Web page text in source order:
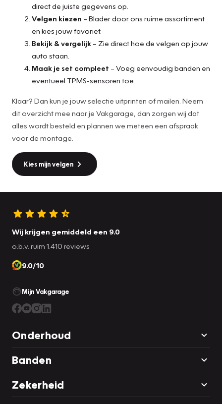
direct de juiste gegevens op.
Velgen kiezen – Blader door ons ruime assortiment
en kies jouw favoriet.
Bekijk & vergelijk – Zie direct hoe de velgen op jouw
auto staan.
Maak je set compleet – Voeg eenvoudig banden en
eventueel TPMS-sensoren toe.
Klaar? Dan kun je jouw selectie uitprinten of mailen. Neem
dit overzicht mee naar je Vakgarage, dan zorgen wij dat
alles wordt besteld en plannen we meteen een afspraak
voor de montage.
Kies mijn velgen
Wij krijgen gemiddeld een 9.0
o.b.v. ruim 1.410 reviews
9.0/10
Mijn Vakgarage
Onderhoud
Banden
Zekerheid